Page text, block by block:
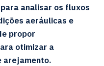
analisar os fluxos
aeráulicas e
propor
otimizar a
arejamento.